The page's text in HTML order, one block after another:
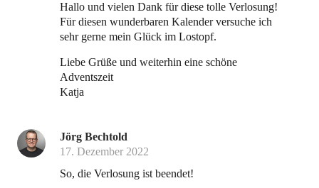
Hal­lo und vie­len Dank für die­se tol­le Ver­lo­sung!
Für die­sen wun­der­ba­ren Kalen­der ver­su­che ich
sehr ger­ne mein Glück im Lostopf.
Lie­be Grü­ße und wei­ter­hin eine schö­ne
Adventszeit
Katja
Jörg Bechtold
17. Dezember 2022
So, die Ver­lo­sung ist beendet!